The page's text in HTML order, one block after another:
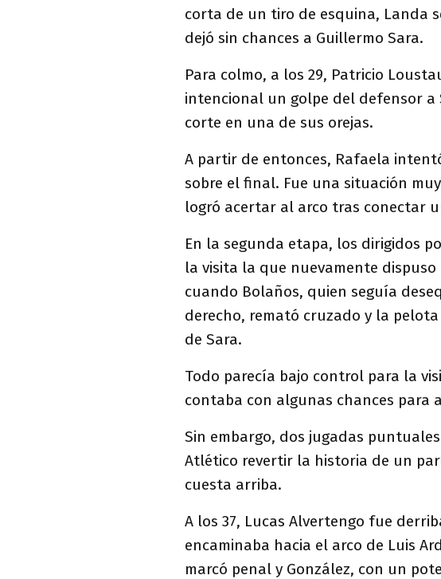
corta de un tiro de esquina, Landa
dejó sin chances a Guillermo Sara.
Para colmo, a los 29, Patricio
intencional un golpe del defensor a
corte en una de sus orejas.
A partir de entonces, Rafaela
sobre el final. Fue una situación
logró acertar al arco tras conectar
En la segunda etapa, los dirigidos
la visita la que nuevamente
cuando Bolaños, quien seguía
derecho, remató cruzado y la
de Sara.
Todo parecía bajo control para la
contaba con algunas chances para
Sin embargo, dos jugadas
Atlético revertir la historia de un
cuesta arriba.
A los 37, Lucas Alvertengo fue
encaminaba hacia el arco de Luis
marcó penal y González, con un